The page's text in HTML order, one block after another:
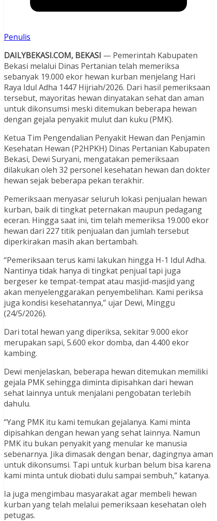
Penulis
DAILYBEKASI.COM, BEKASI — Pemerintah Kabupaten
Bekasi melalui Dinas Pertanian telah memeriksa
sebanyak 19.000 ekor hewan kurban menjelang Hari
Raya Idul Adha 1447 Hijriah/2026. Dari hasil pemeriksaan
tersebut, mayoritas hewan dinyatakan sehat dan aman
untuk dikonsumsi meski ditemukan beberapa hewan
dengan gejala penyakit mulut dan kuku (PMK).
Ketua Tim Pengendalian Penyakit Hewan dan Penjamin
Kesehatan Hewan (P2HPKH) Dinas Pertanian Kabupaten
Bekasi, Dewi Suryani, mengatakan pemeriksaan
dilakukan oleh 32 personel kesehatan hewan dan dokter
hewan sejak beberapa pekan terakhir.
Pemeriksaan menyasar seluruh lokasi penjualan hewan
kurban, baik di tingkat peternakan maupun pedagang
eceran. Hingga saat ini, tim telah memeriksa 19.000 ekor
hewan dari 227 titik penjualan dan jumlah tersebut
diperkirakan masih akan bertambah.
“Pemeriksaan terus kami lakukan hingga H-1 Idul Adha.
Nantinya tidak hanya di tingkat penjual tapi juga
bergeser ke tempat-tempat atau masjid-masjid yang
akan menyelenggarakan penyembelihan. Kami periksa
juga kondisi kesehatannya,” ujar Dewi, Minggu
(24/5/2026).
Dari total hewan yang diperiksa, sekitar 9.000 ekor
merupakan sapi, 5.600 ekor domba, dan 4.400 ekor
kambing.
Dewi menjelaskan, beberapa hewan ditemukan memiliki
gejala PMK sehingga diminta dipisahkan dari hewan
sehat lainnya untuk menjalani pengobatan terlebih
dahulu.
“Yang PMK itu kami temukan gejalanya. Kami minta
dipisahkan dengan hewan yang sehat lainnya. Namun
PMK itu bukan penyakit yang menular ke manusia
sebenarnya. Jika dimasak dengan benar, dagingnya aman
untuk dikonsumsi. Tapi untuk kurban belum bisa karena
kami minta untuk diobati dulu sampai sembuh,” katanya.
Ia juga mengimbau masyarakat agar membeli hewan
kurban yang telah melalui pemeriksaan kesehatan oleh
petugas.